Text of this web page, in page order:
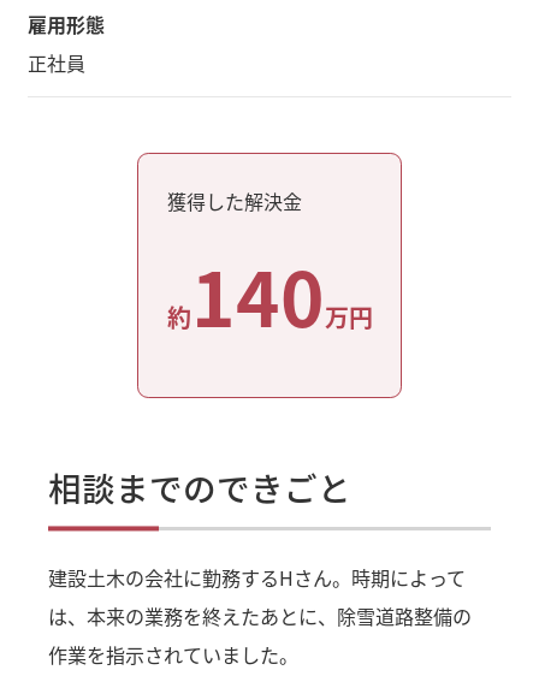
雇用形態
正社員
獲得した解決金
約 140万円
相談までのできごと
建設土木の会社に勤務するHさん。時期によって
は、本来の業務を終えたあとに、除雪道路整備の
作業を指示されていました。